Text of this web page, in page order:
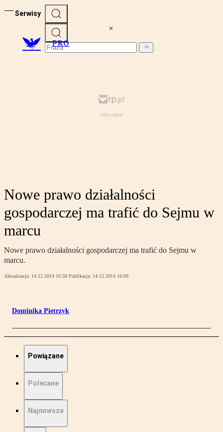
Serwisy
PRO
Nowe prawo działalności
gospodarczej ma trafić do Sejmu w
marcu
Nowe prawo działalności gospodarczej ma trafić do Sejmu w
marcu.
Aktualizacja: 14.12.2014 16:58 Publikacja: 14.12.2014 16:09
Dominika Pietrzyk
Powiązane
Polecane
Najnowsze